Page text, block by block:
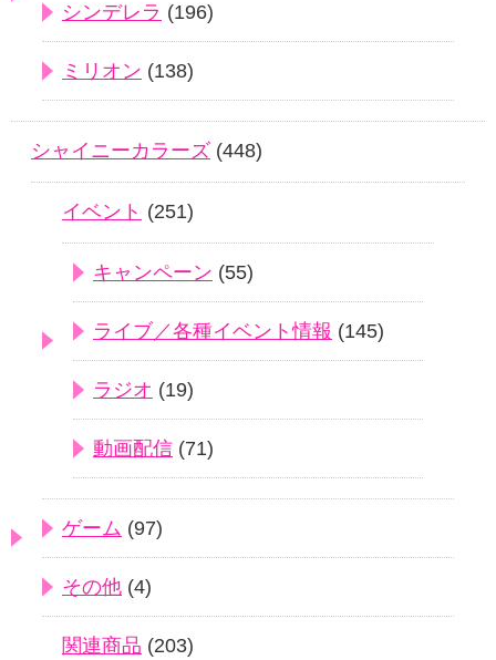
シンデレラ (196)
ミリオン (138)
シャイニーカラーズ (448)
イベント (251)
キャンペーン (55)
ライブ／各種イベント情報 (145)
ラジオ (19)
動画配信 (71)
ゲーム (97)
その他 (4)
関連商品 (203)